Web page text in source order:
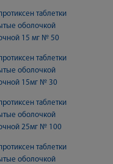
таблетки
оболочкой
15 мг № 50
таблетки
оболочкой
15мг № 30
таблетки
оболочкой
25мг № 100
таблетки
оболочкой